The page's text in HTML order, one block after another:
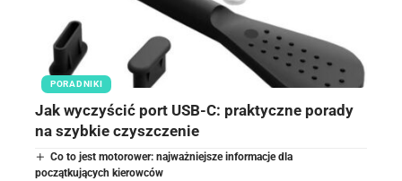
PORADNIKI
Jak wyczyścić port USB-C: praktyczne porady
na szybkie czyszczenie
Co to jest motorower: najważniejsze informacje dla
początkujących kierowców